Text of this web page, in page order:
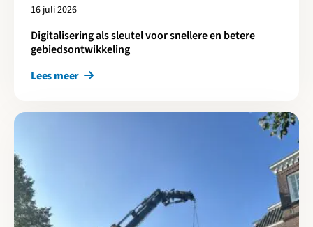
16 juli 2026
Digitalisering als sleutel voor snellere en betere
gebiedsontwikkeling
Lees meer
Lees meer over Het Zuiderbad grotendeels aardgasvrij